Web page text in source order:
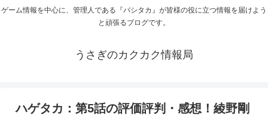
ゲーム情報を中心に、管理人である『バシタカ』が皆様の役に立つ情報を届けよう
と頑張るブログです。
うさぎのカクカク情報局
ハゲタカ：第5話の評価評判・感想！綾野剛